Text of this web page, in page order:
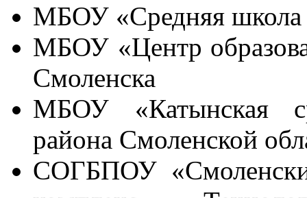
МБОУ «Средняя школа
МБОУ «Центр
Смоленска
МБОУ «Катынская
района Смоленской
СОГБПОУ